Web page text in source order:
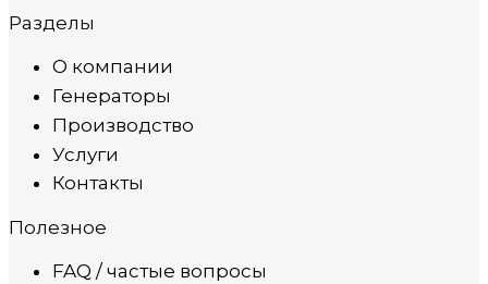
Разделы
О компании
Генераторы
Производство
Услуги
Контакты
Полезное
FAQ / частые вопросы